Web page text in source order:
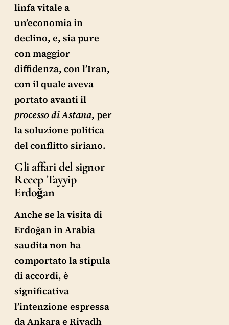
linfa vitale a
un’economia in
declino, e, sia pure
con maggior
diffidenza, con l’Iran,
con il quale aveva
portato avanti il
processo di Astana, per
la soluzione politica
del conflitto siriano.
Gli affari del signor
Recep Tayyip
Erdoğan
Anche se la visita di
Erdoğan in Arabia
saudita non ha
comportato la stipula
di accordi, è
significativa
l’intenzione espressa
da Ankara e Riyadh